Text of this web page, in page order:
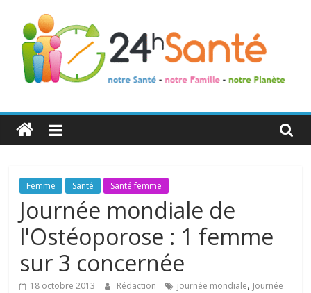
24h
Santé
La
santé
de
toute
famille
Femme Santé Santé femme
Journée mondiale de
l'Ostéoporose : 1 femme
sur 3 concernée
18 octobre 2013 Rédaction journée mondiale, Journée